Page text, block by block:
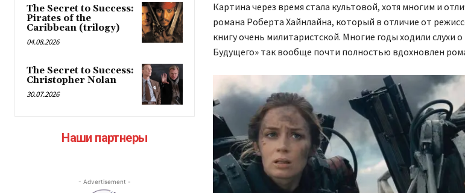
The Secret to Success:
Pirates of the
Caribbean (trilogy)
04.08.2026
The Secret to Success:
Christopher Nolan
30.07.2026
Наши партнеры
- Advertisement -
Картина через время стала культовой, хотя многим и
романа Роберта Хайнлайна, который в отличие от
книгу очень милитаристской. Многие годы ходили слухи
Будущего» так вообще почти полностью вдохновлен